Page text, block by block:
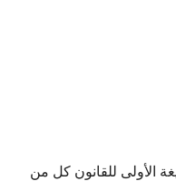
الأولى للقانون كل من